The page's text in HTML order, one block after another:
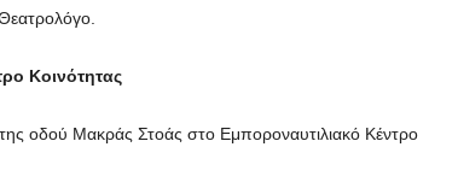
Κοινότητας
οδού Μακράς Στοάς στο Εμποροναυτιλιακό Κέντρο